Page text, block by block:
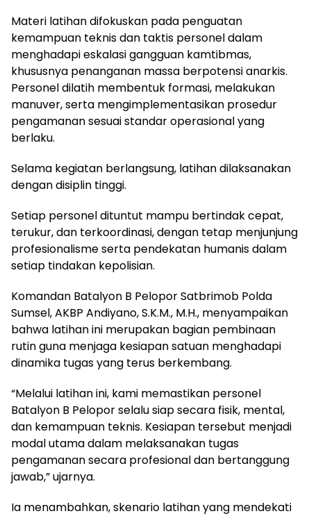
Materi latihan difokuskan pada penguatan
kemampuan teknis dan taktis personel dalam
menghadapi eskalasi gangguan kamtibmas,
khususnya penanganan massa berpotensi anarkis.
Personel dilatih membentuk formasi, melakukan
manuver, serta mengimplementasikan prosedur
pengamanan sesuai standar operasional yang
berlaku.
Selama kegiatan berlangsung, latihan dilaksanakan
dengan disiplin tinggi.
Setiap personel dituntut mampu bertindak cepat,
terukur, dan terkoordinasi, dengan tetap menjunjung
profesionalisme serta pendekatan humanis dalam
setiap tindakan kepolisian.
Komandan Batalyon B Pelopor Satbrimob Polda
Sumsel, AKBP Andiyano, S.K.M., M.H., menyampaikan
bahwa latihan ini merupakan bagian pembinaan
rutin guna menjaga kesiapan satuan menghadapi
dinamika tugas yang terus berkembang.
“Melalui latihan ini, kami memastikan personel
Batalyon B Pelopor selalu siap secara fisik, mental,
dan kemampuan teknis. Kesiapan tersebut menjadi
modal utama dalam melaksanakan tugas
pengamanan secara profesional dan bertanggung
jawab,” ujarnya.
Ia menambahkan, skenario latihan yang mendekati